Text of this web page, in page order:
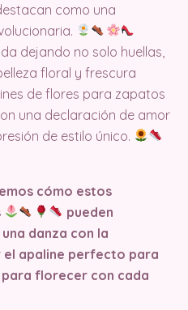
como una
dejando no solo huellas,
floral y frescura
de flores para zapatos
una declaración de amor
de estilo único.
cómo estos
pueden
danza con la
apaline perfecto para
florecer con cada